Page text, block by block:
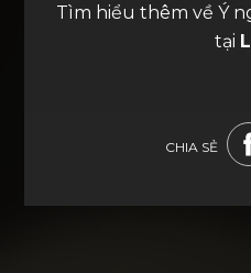
Tìm hiểu thêm về Ý
tại
CHIA SẺ